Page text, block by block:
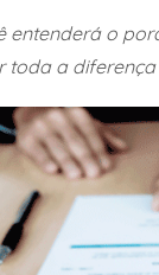
entenderá o
toda a